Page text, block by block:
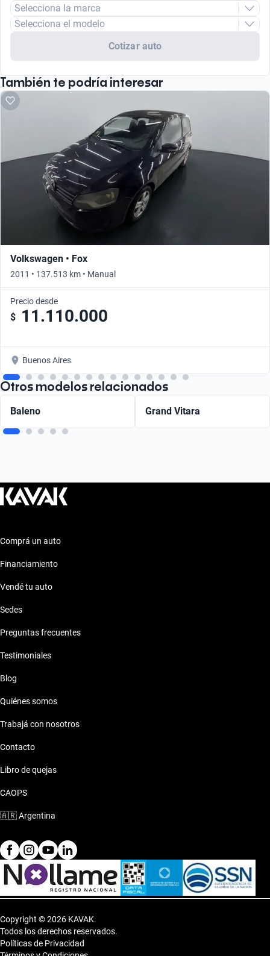
Selecciona la marca
Selecciona el modelo
Cotizar auto
También te podría interesar
Volkswagen • Fox
2011 • 137.513 km • Manual
Precio desde
$ 11.110.000
Buenos Aires
Otros modelos relacionados
Baleno Grand Vitara
Comprá un auto
Financiamiento
Vendé tu auto
Sedes
Preguntas frecuentes
Testimoniales
Blog
Quiénes somos
Trabajá con nosotros
Contacto
Libro de quejas
CAOPS
🇦🇷Argentina
Copyright © 2026 KAVAK.
Todos los derechos reservados.
Políticas de Privacidad